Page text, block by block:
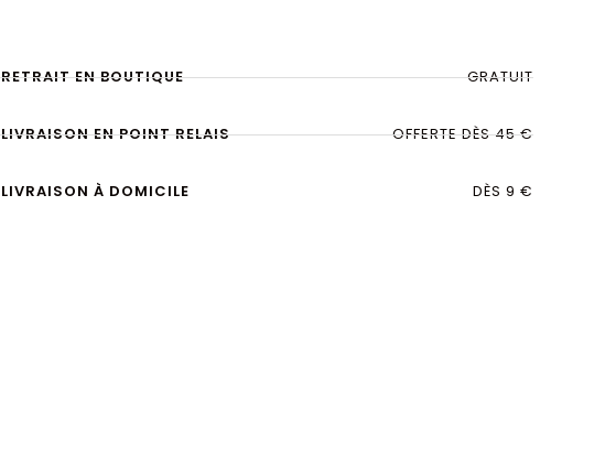
RETRAIT EN BOUTIQUE GRATUIT
LIVRAISON EN POINT RELAIS OFFERTE DÈS 45 €
LIVRAISON À DOMICILE DÈS 9 €